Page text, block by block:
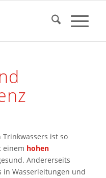
ist so
einem hohen
Andererseits
in Wasserleitungen und